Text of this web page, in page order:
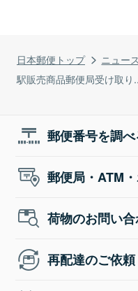
日本郵便トップ
ニュー
駅販売商品郵便局受け取り
郵便番号を調べ
郵便局・ATM
荷物のお問い
再配達のご依頼